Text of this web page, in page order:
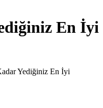
En İyi
Yediğiniz En İyi